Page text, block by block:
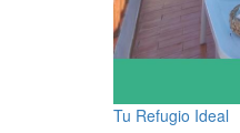
Tu Refugio Ideal